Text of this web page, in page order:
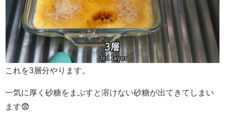
これを3層分やります。
一気に厚く砂糖をまぶすと溶けない砂糖が出てきてしまい
ます😨